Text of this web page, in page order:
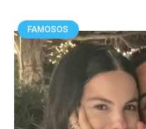
FAMOSOS